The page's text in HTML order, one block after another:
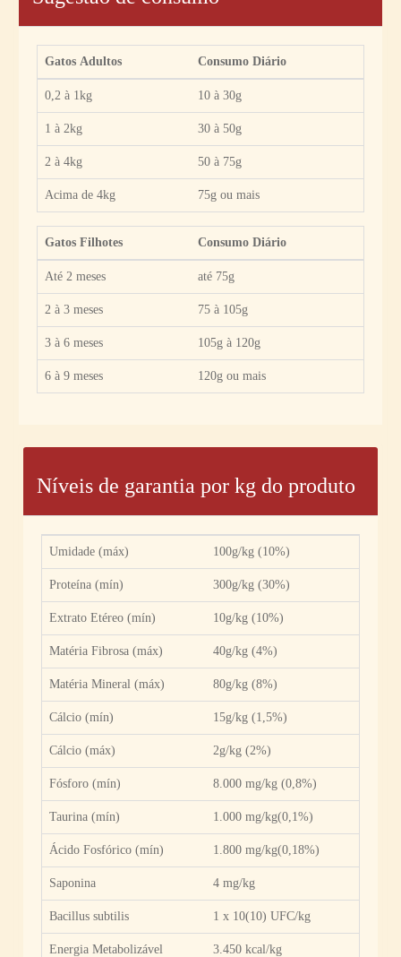
Gatos Adultos Consumo Diário
0,2 à 1kg 10 à 30g
1 à 2kg 30 à 50g
2 à 4kg 50 à 75g
Acima de 4kg 75g ou mais
Gatos Filhotes Consumo Diário
Até 2 meses até 75g
2 à 3 meses 75 à 105g
3 à 6 meses 105g à 120g
6 à 9 meses 120g ou mais
Níveis de garantia por kg do produto
Umidade (máx) 100g/kg (10%)
Proteína (mín) 300g/kg (30%)
Extrato Etéreo (mín) 10g/kg (10%)
Matéria Fibrosa (máx) 40g/kg (4%)
Matéria Mineral (máx) 80g/kg (8%)
Cálcio (mín) 15g/kg (1,5%)
Cálcio (máx) 2g/kg (2%)
Fósforo (mín) 8.000 mg/kg (0,8%)
Taurina (mín) 1.000 mg/kg(0,1%)
Ácido Fosfórico (mín) 1.800 mg/kg(0,18%)
Saponina 4 mg/kg
Bacillus subtilis 1 x 10(10) UFC/kg
Energia Metabolizável 3.450 kcal/kg